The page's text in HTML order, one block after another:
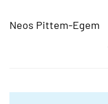
Neos Pittem-Egem